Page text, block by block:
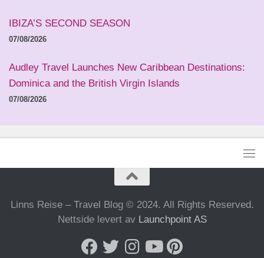
IBIZA’S SECOND SEASON
07/08/2026
Audley Travel Launches New Caribbean Destinations:
Dominica and the British Virgin Islands
07/08/2026
Linns Reise – Travel Blog © 2024. All Rights Reserved.
Nettside levert av Launchpoint AS